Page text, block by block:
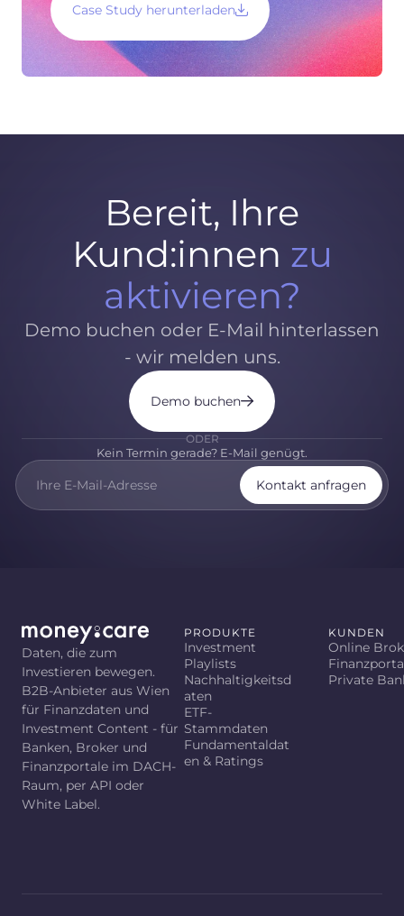
Case Study herunterladen
Bereit, Ihre
Kund:innen zu
aktivieren?
Demo buchen oder E-Mail hinterlassen
- wir melden uns.
Demo buchen
ODER
Kein Termin gerade? E-Mail genügt.
Kontakt anfragen
Daten, die zum
Investieren bewegen.
B2B-Anbieter aus Wien
für Finanzdaten und
Investment Content - für
Banken, Broker und
Finanzportale im DACH-
Raum, per API oder
White Label.
PRODUKTE
Investment
Playlists
Nachhaltigkeitsd
aten
ETF-
Stammdaten
Fundamentaldat
en & Ratings
KUNDEN
Online
Private